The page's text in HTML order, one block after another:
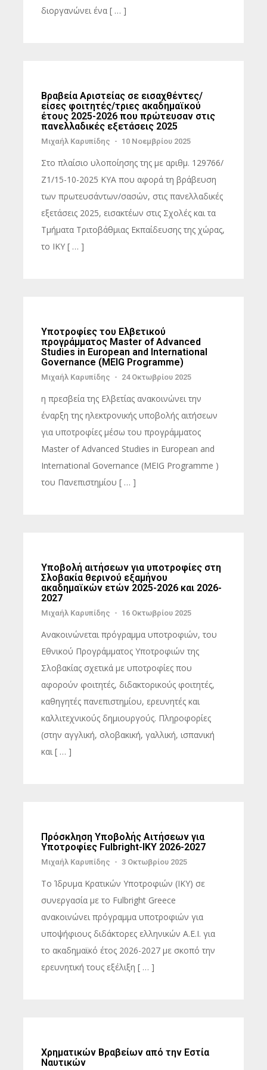
διοργανώνει ένα [ … ]
Βραβεία Αριστείας σε εισαχθέντες/
είσες φοιτητές/τριες ακαδημαϊκού
έτους 2025-2026 που πρώτευσαν στις
πανελλαδικές εξετάσεις 2025
Μιχαήλ Καρυπίδης - 10 Νοεμβρίου 2025
Στο πλαίσιο υλοποίησης της με αριθμ. 129766/
Ζ1/15-10-2025 ΚΥΑ που αφορά τη βράβευση
των πρωτευσάντων/σασών, στις πανελλαδικές
εξετάσεις 2025, εισακτέων στις Σχολές και τα
Τμήματα Τριτοβάθμιας Εκπαίδευσης της χώρας,
το ΙΚΥ [ … ]
Υποτροφίες του Ελβετικού
προγράμματος Master of Advanced
Studies in European and International
Governance (MEIG Programme)
Μιχαήλ Καρυπίδης - 24 Οκτωβρίου 2025
η πρεσβεία της Ελβετίας ανακοινώνει την
έναρξη της ηλεκτρονικής υποβολής αιτήσεων
για υποτροφίες μέσω του προγράμματος
Master of Advanced Studies in European and
International Governance (MEIG Programme )
του Πανεπιστημίου [ … ]
Υποβολή αιτήσεων για υποτροφίες στη
Σλοβακία θερινού εξαμήνου
ακαδημαϊκών ετών 2025-2026 και 2026-
2027
Μιχαήλ Καρυπίδης - 16 Οκτωβρίου 2025
Aνακοινώνεται πρόγραμμα υποτροφιών, του
Εθνικού Προγράμματος Υποτροφιών της
Σλοβακίας σχετικά με υποτροφίες που
αφορούν φοιτητές, διδακτορικούς φοιτητές,
καθηγητές πανεπιστημίου, ερευνητές και
καλλιτεχνικούς δημιουργούς. Πληροφορίες
(στην αγγλική, σλοβακική, γαλλική, ισπανική
και [ … ]
Πρόσκληση Υποβολής Αιτήσεων για
Υποτροφίες Fulbright-IKY 2026-2027
Μιχαήλ Καρυπίδης - 3 Οκτωβρίου 2025
Το Ίδρυμα Κρατικών Υποτροφιών (ΙΚΥ) σε
συνεργασία με το Fulbright Greece
ανακοινώνει πρόγραμμα υποτροφιών για
υποψήφιους διδάκτορες ελληνικών Α.Ε.Ι. για
το ακαδημαϊκό έτος 2026-2027 με σκοπό την
ερευνητική τους εξέλιξη [ … ]
Χρηματικών Βραβείων από την Εστία
Ναυτικών